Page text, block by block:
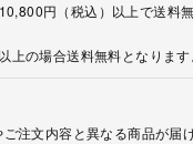
円（税込）以上で送料
の場合送料無料となります
注文内容と異なる商品が